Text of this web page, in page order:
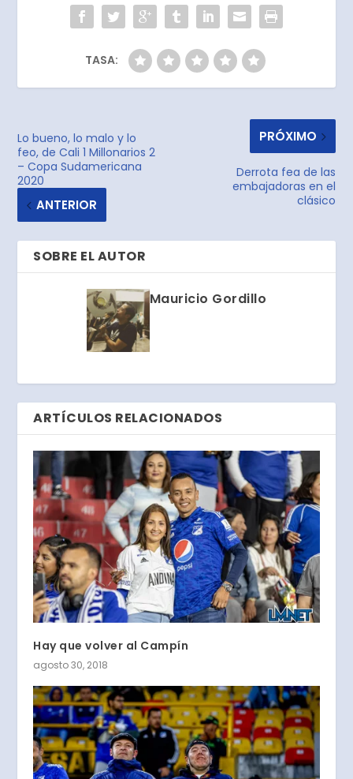
TASA:
Lo bueno, lo malo y lo
feo, de Cali 1 Millonarios 2
– Copa Sudamericana
2020
ANTERIOR
PRÓXIMO
Derrota fea de las
embajadoras en el
clásico
SOBRE EL AUTOR
Mauricio Gordillo
ARTÍCULOS RELACIONADOS
Hay que volver al Campín
agosto 30, 2018